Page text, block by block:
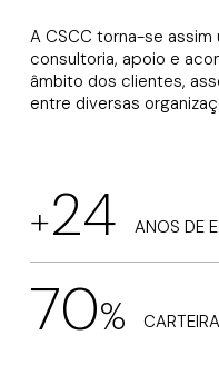
A CSCC torna-se
consultoria, apoio e
âmbito dos clientes,
entre diversas
+24
+24 ANOS DE
70%
70%